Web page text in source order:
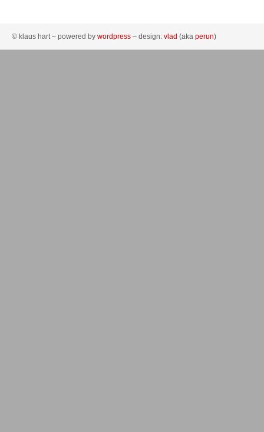
© klaus hart – powered by wordpress – design: vlad (aka perun)